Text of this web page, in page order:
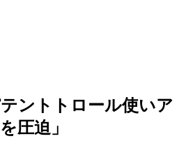
ントトロール使いア
圧迫」